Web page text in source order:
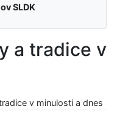
SLDK
a tradice v
v minulosti a dnes